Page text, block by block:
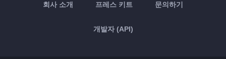
회사 소개 프레스 키트 문의하기
개발자 (API)